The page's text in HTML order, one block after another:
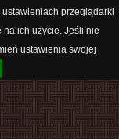
przeglądarki
na ich użycie. Jeśli nie
ustawienia swojej